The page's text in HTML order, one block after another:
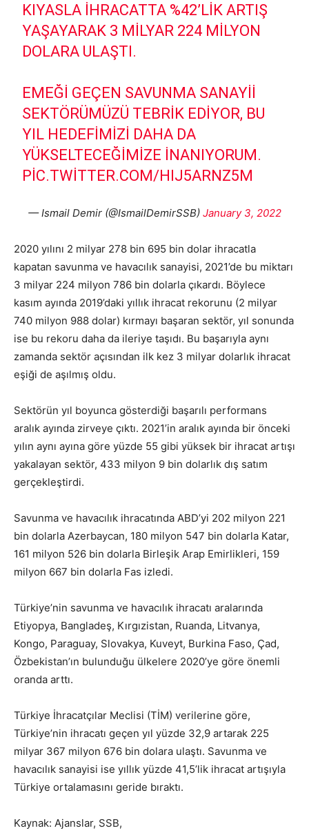
KIYASLA IHRACATTA %42’LIK ARTIŞ
YAŞAYARAK 3 MILYAR 224 MILYON
DOLARA ULAŞTI.
EMEĞI GEÇEN SAVUNMA SANAYII
SEKTÖRÜMÜZÜ TEBRIK EDIYOR, BU
YIL HEDEFIMIZI DAHA DA
YÜKSELTECEĞIMIZE INANIYORUM.
PIC.TWITTER.COM/HIJ5ARNZ5M
— Ismail Demir (@IsmailDemirSSB) January 3, 2022
2020 yılını 2 milyar 278 bin 695 bin dolar ihracatla
kapatan savunma ve havacılık sanayisi, 2021’de bu miktarı
3 milyar 224 milyon 786 bin dolarla çıkardı. Böylece
kasım ayında 2019’daki yıllık ihracat rekorunu (2 milyar
740 milyon 988 dolar) kırmayı başaran sektör, yıl sonunda
ise bu rekoru daha da ileriye taşıdı. Bu başarıyla aynı
zamanda sektör açısından ilk kez 3 milyar dolarlık ihracat
eşiği de aşılmış oldu.
Sektörün yıl boyunca gösterdiği başarılı performans
aralık ayında zirveye çıktı. 2021’in aralık ayında bir önceki
yılın aynı ayına göre yüzde 55 gibi yüksek bir ihracat artışı
yakalayan sektör, 433 milyon 9 bin dolarlık dış satım
gerçekleştirdi.
Savunma ve havacılık ihracatında ABD’yi 202 milyon 221
bin dolarla Azerbaycan, 180 milyon 547 bin dolarla Katar,
161 milyon 526 bin dolarla Birleşik Arap Emirlikleri, 159
milyon 667 bin dolarla Fas izledi.
Türkiye’nin savunma ve havacılık ihracatı aralarında
Etiyopya, Bangladeş, Kırgızistan, Ruanda, Litvanya,
Kongo, Paraguay, Slovakya, Kuveyt, Burkina Faso, Çad,
Özbekistan’ın bulunduğu ülkelere 2020’ye göre önemli
oranda arttı.
Türkiye İhracatçılar Meclisi (TİM) verilerine göre,
Türkiye’nin ihracatı geçen yıl yüzde 32,9 artarak 225
milyar 367 milyon 676 bin dolara ulaştı. Savunma ve
havacılık sanayisi ise yıllık yüzde 41,5’lik ihracat artışıyla
Türkiye ortalamasını geride bıraktı.
Kaynak: Ajanslar, SSB,